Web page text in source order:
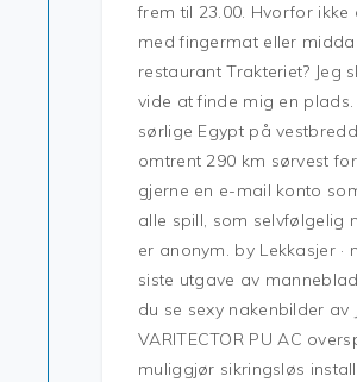
frem til 23.00. Hvorfor ikke
med fingermat eller
restaurant Trakteriet? Jeg
vide at finde mig en
sørlige Egypt på
omtrent 290 km sørvest
gjerne en e-mail konto
alle spill, som selvfølgelig
er anonym. by Lekkasjer ·
siste utgave av
du se sexy nakenbilder av
VARITECTOR PU AC
muliggjør sikringsløs